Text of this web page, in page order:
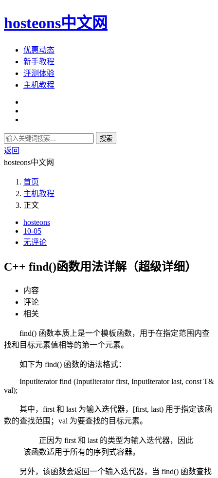
hosteons中文网
优惠动态
新手教程
评测体验
主机教程
搜索
返回
hosteons中文网
首页
主机教程
正文
hosteons
10-05
无评论
C++ find()函数用法详解（超级详细）
内容
评论
相关
find() 函数本质上是一个模板函数，用于在指定范围内查
找和目标元素值相等的第一个元素。
如下为 find() 函数的语法格式：
InputIterator find (InputIterator first, InputIterator last, const T&
val);
其中，first 和 last 为输入迭代器，[first, last) 用于指定该函
数的查找范围；val 为要查找的目标元素。
正因为 first 和 last 的类型为输入迭代器，因此
该函数适用于所有的序列式容器。
另外，该函数会返回一个输入迭代器，当 find() 函数查找